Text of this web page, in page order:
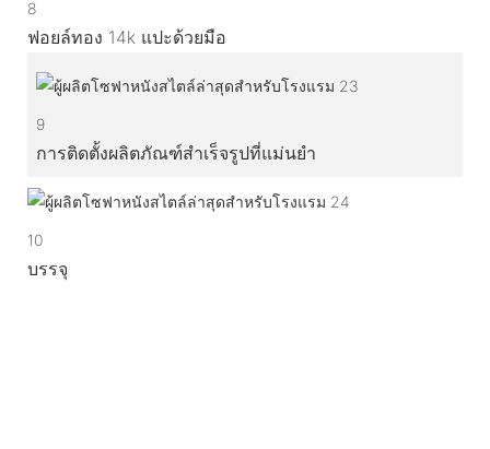
8
ฟอยล์ทอง 14k แปะด้วยมือ
9
การติดตั้งผลิตภัณฑ์สำเร็จรูปที่แม่นยำ
10
บรรจุ